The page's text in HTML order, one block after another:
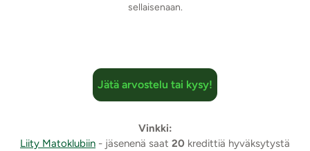
säilyy avaamisen jälkeen 12 kk.
Ominaisuudet: Tuoksuva, maustettu, väritön,
Ainesosat (ingredients): Aqua, Glycerin, PEG-40
Hydrogenated Castor Oil, Propylene Glycol,
sellaisenaan.
Jätä arvostelu tai kysy!
Vinkki:
Liity Matoklubiin - jäsenenä saat 20 kredittiä hyväksytystä